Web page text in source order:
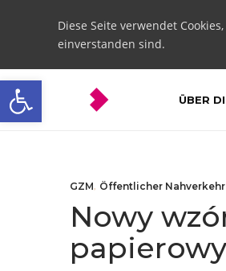
Open toolbar
Diese Seite verwendet
einverstanden sind.
ÜBER
GZM, Öffentlicher Nahverkehr
Nowy